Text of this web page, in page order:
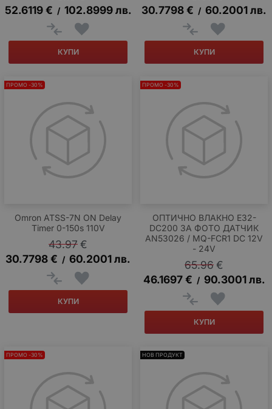
52.6119 € / 102.8999 лв.
КУПИ
30.7798€ / 60.2001лв.
КУПИ
Omron ATSS-7N ON Delay
Timer 0-150s 110V
43.97€
30.7798€ / 60.2001лв.
КУПИ
ПРОМО -30%
ОПТИЧНО ВЛАКНО E32-
DC200 ЗА ФОТО ДАТЧИК
AN53026 / MQ-FCR1 DC 12V
- 24V
65.96€
46.1697 € / 90.3001 лв.
КУПИ
ПРОМО -30%
ПРОМО -30% НОВ ПРОДУКТ